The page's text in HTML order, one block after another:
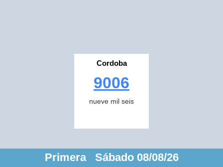
Cordoba
9006
nueve mil seis
Primera Sábado 08/08/26